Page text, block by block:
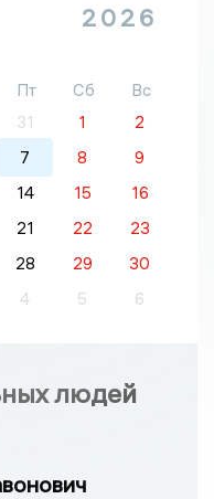
2026
Пт Сб
Вс
31 1
2
7 8
9
14 15
16
21 22
23
28 29
30
4 5 6
людей